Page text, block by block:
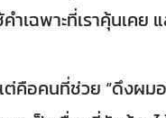
เฉพาะที่เราคุ้นเคย
อคนที่ช่วย “ดึงผม